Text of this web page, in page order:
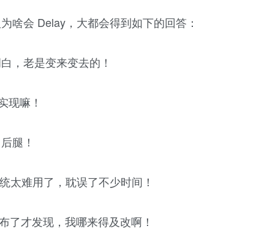
啥会 Delay，大都会得到如下的回答：
，老是变来变去的！
现嘛！
腿！
太难用了，耽误了不少时间！
了才发现，我哪来得及改啊！